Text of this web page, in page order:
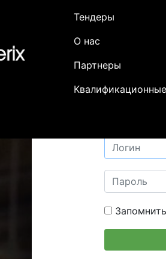
Тендеры
О нас
Партнеры